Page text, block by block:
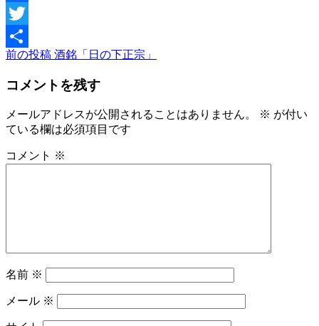
Facebook
Twitter
共
有
投
稿
ビ
ゲ
前
投
前の投稿 酒銘「日の下正宗」
コメントを残す
メールアドレスが公開されることはありません。 ※ が付い
ている欄は必須項目です
コメント ※
名前 ※
メール ※